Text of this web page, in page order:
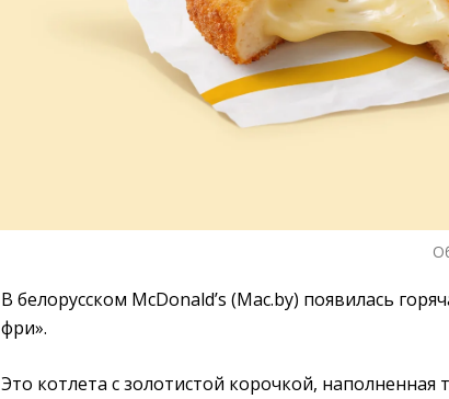
В белорусском McDonald’s (Mac.by) появилась
фри».
Это котлета с золотистой корочкой, наполненная